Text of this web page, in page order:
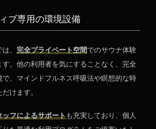
ブ専用の環境設備
、 完全プライベート空間 でのサウナ体験
す。他の利用者を気にすることなく、完全
で、マインドフルネス呼吸法や瞑想的な時
けます。
ッフによるサポートも充実しており、個人